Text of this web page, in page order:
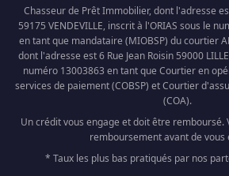
Chasseur de Prêt Immobilier, dont l'adresse
59175 VENDEVILLE, inscrit à l'ORIAS sous le
en tant que mandataire (MIOBSP) du courtier
dont l'adresse est 6 Rue Jean Roisin 59000
numéro 13003863 en tant que Courtier en
services de paiement (COBSP) et Courtier
(COA).
Un crédit vous engage et doit être remboursé.
remboursement avant de vous
* Taux les plus bas pratiqués par nos